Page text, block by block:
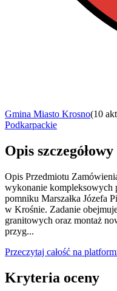
Gmina Miasto Krosno(10
Podkarpackie
Opis szczegółowy
Opis Przedmiotu
wykonanie kompleksowych
pomniku Marszałka Józefa
w Krośnie. Zadanie
granitowych oraz montaż
przyg...
Przeczytaj całość na
Kryteria oceny